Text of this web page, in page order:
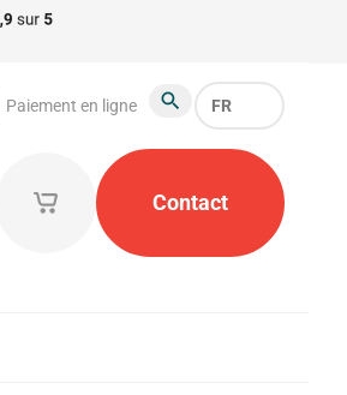
Paiement en ligne
Chercher
FR
garde-robe Produits
vous
Mes paniers d'achat enregistrés
Contact